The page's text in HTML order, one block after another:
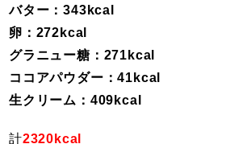
バター：343kcal
卵：272kcal
グラニュー糖：271kcal
ココアパウダー：41kcal
生クリーム：409kcal
計2320kcal